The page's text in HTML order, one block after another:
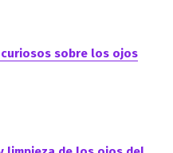
sobre los ojos